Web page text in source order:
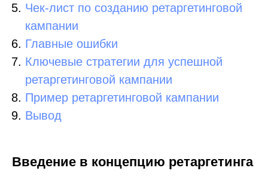
Чек-лист по созданию ретаргетинговой
кампании
Главные ошибки
Ключевые стратегии для успешной
ретаргетинговой кампании
Пример ретаргетинговой кампании
Вывод
Введение в концепцию ретаргетинга